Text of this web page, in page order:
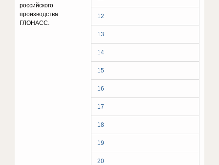
12
13
14
15
16
17
18
19
20
российского
производства
ГЛОНАСС.